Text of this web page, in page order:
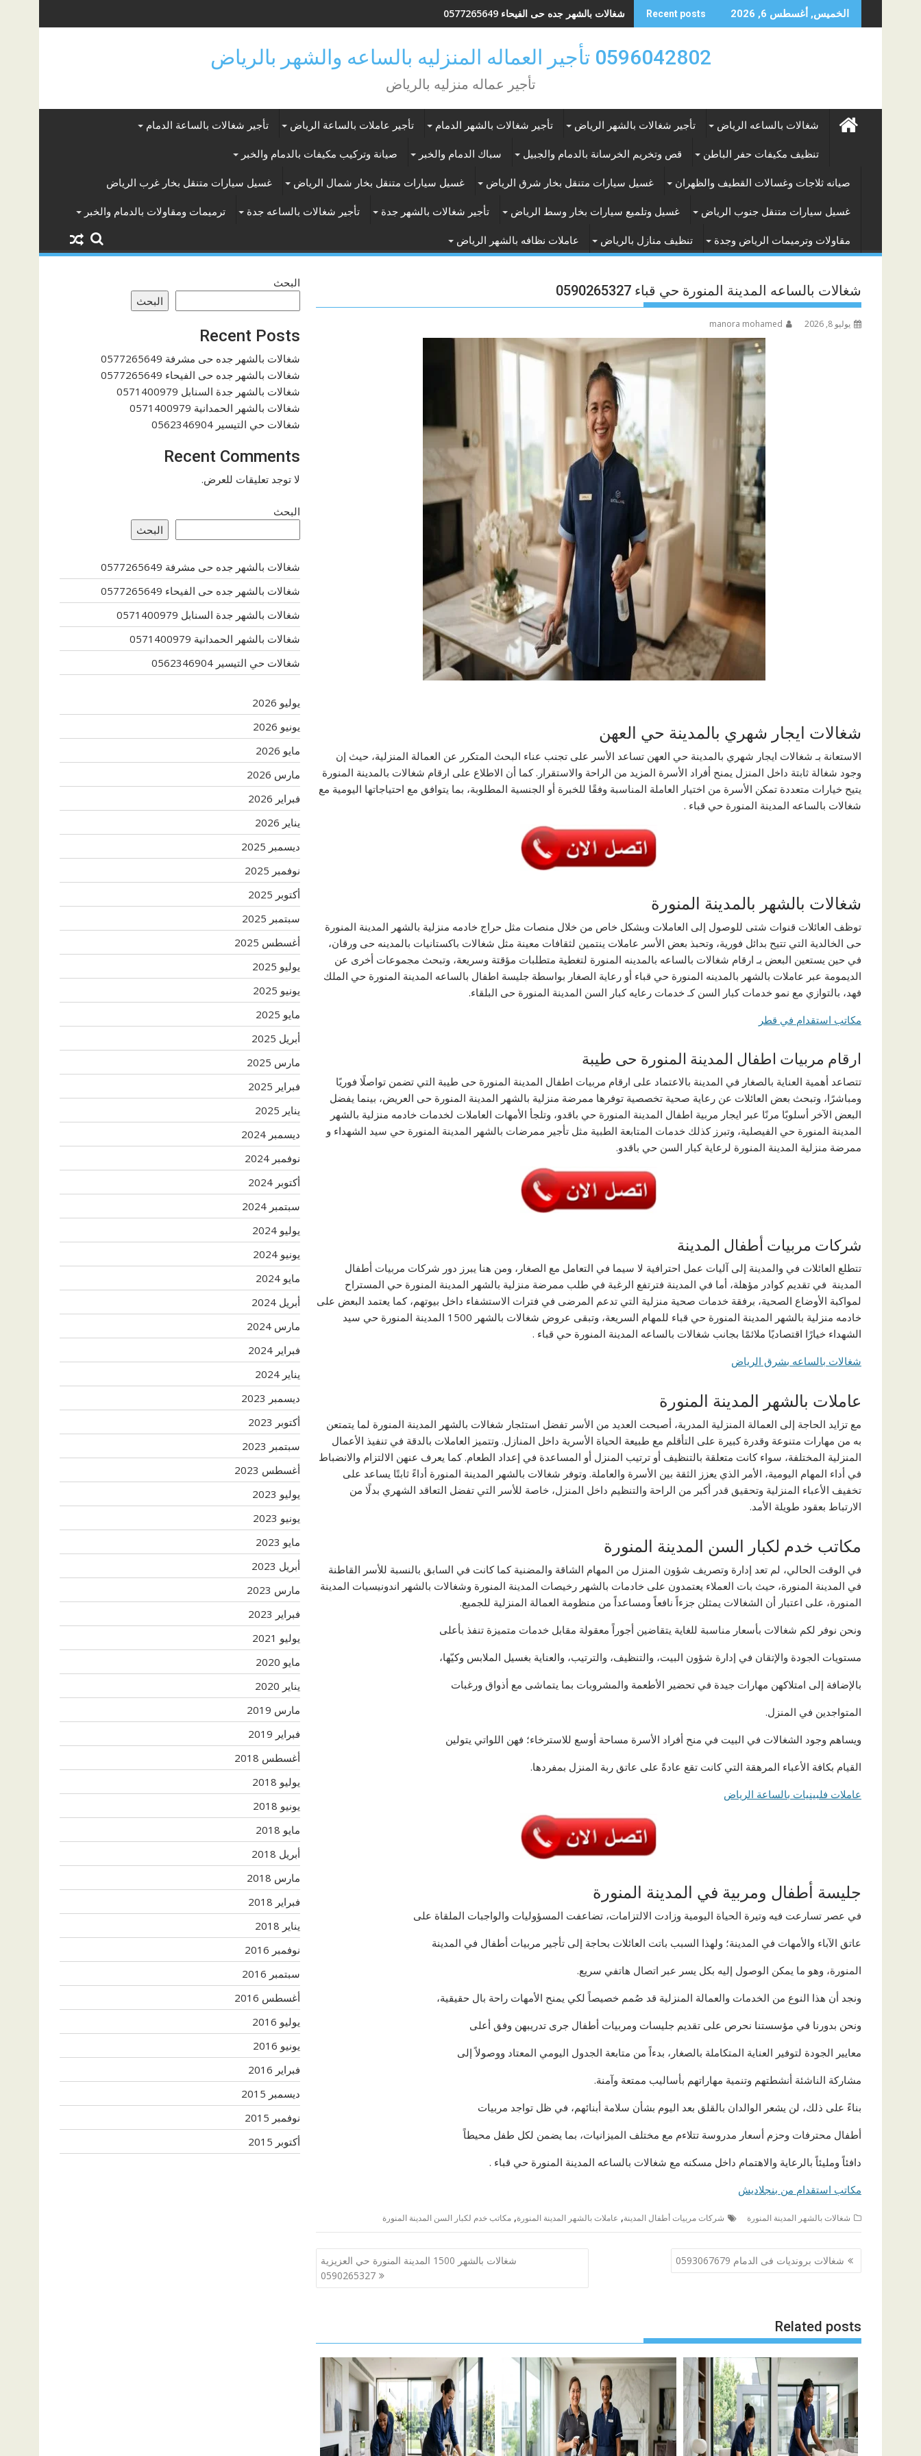
to
الخميس, أغسطس 6, 2026 Recent posts شغالات بالشهر جده حى الفيحاء 0577265649
0596042802 تأجير العماله المنزليه بالساعه والشهر بالرياض
تأجير عماله منزليه بالرياض
شغالات بالساعه الرياض تأجير شغالات بالشهر الرياض تأجير شغالات بالشهر الدمام تأجير عاملات بالساعة الرياض تأجير شغالات بالساعة الدمام
تنظيف مكيفات حفر الباطن قص وتخريم الخرسانة بالدمام والجبيل سباك الدمام والخبر صيانة وتركيب مكيفات بالدمام والخبر
صيانه ثلاجات وغسالات القطيف والظهران غسيل سيارات متنقل بخار شرق الرياض غسيل سيارات متنقل بخار شمال الرياض غسيل سيارات متنقل بخار غرب الرياض
غسيل سيارات متنقل جنوب الرياض غسيل وتلميع سيارات بخار وسط الرياض تأجير شغالات بالشهر جدة تأجير شغالات بالساعه جدة ترميمات ومقاولات بالدمام والخبر
مقاولات وترميمات الرياض وجدة تنظيف منازل بالرياض عاملات نظافه بالشهر الرياض
شغالات بالساعه المدينة المنورة حي قباء 0590265327
يوليو 8, 2026 manora mohamed
شغالات ايجار شهري بالمدينة حي العهن
الاستعانة بـ شغالات ايجار شهري بالمدينة حي العهن تساعد الأسر على تجنب عناء البحث المتكرر عن العمالة المنزلية، حيث إن
وجود شغالة ثابتة داخل المنزل يمنح أفراد الأسرة المزيد من الراحة والاستقرار. كما أن الاطلاع على ارقام شغالات بالمدينة المنورة
يتيح خيارات متعددة تمكن الأسرة من اختيار العاملة المناسبة وفقًا للخبرة أو الجنسية المطلوبة، بما يتوافق مع احتياجاتها اليومية مع
شغالات بالساعه المدينة المنورة حي قباء .
شغالات بالشهر بالمدينة المنورة
توظف العائلات قنوات شتى للوصول إلى العاملات وبشكل خاص من خلال منصات مثل حراج خادمه منزلية بالشهر المدينة المنورة
حى الخالدية التي تتيح بدائل فورية، وتحبذ بعض الأسر عاملات ينتمين لثقافات معينة مثل شغالات باكستانيات بالمدينه حى ورقان،
في حين يستعين البعض بـ ارقام شغالات بالساعه بالمدينه المنورة لتغطية متطلبات مؤقتة وسريعة، وتبحث مجموعات أخرى عن
الديمومة عبر عاملات بالشهر بالمدينه المنورة حي قباء أو رعاية الصغار بواسطة جليسة اطفال بالساعه المدينة المنورة حي الملك
فهد، بالتوازي مع نمو خدمات كبار السن كـ خدمات رعايه كبار السن المدينة المنورة حى البلقاء.
مكاتب استقدام في قطر
ارقام مربيات اطفال المدينة المنورة حى طيبة
تتصاعد أهمية العناية بالصغار في المدينة بالاعتماد على ارقام مربيات اطفال المدينة المنورة حى طيبة التي تضمن تواصلًا فوريًا
ومباشرًا، وتبحث بعض العائلات عن رعاية صحية تخصصية توفرها ممرضة منزلية بالشهر المدينة المنورة حى العريض، بينما يفضل
البعض الآخر أسلوبًا مرنًا عبر ايجار مربية اطفال المدينة المنورة حي باقدو، وتلجأ الأمهات العاملات لخدمات خادمه منزلية بالشهر
المدينة المنورة حي الفيصلية، وتبرز كذلك خدمات المتابعة الطبية مثل تأجير ممرضات بالشهر المدينة المنورة حي سيد الشهداء و
ممرضة منزلية المدينة المنورة لرعاية كبار السن حي باقدو.
شركات مربيات أطفال المدينة
تتطلع العائلات في والمدينة إلى آليات عمل احترافية لا سيما في التعامل مع الصغار، ومن هنا يبرز دور شركات مربيات أطفال
المدينة في تقديم كوادر مؤهلة، أما في المدينة فترتفع الرغبة في طلب ممرضة منزلية بالشهر المدينة المنورة حي المستراح
لمواكبة الأوضاع الصحية، برفقة خدمات صحية منزلية التي تدعم المرضى في فترات الاستشفاء داخل بيوتهم، كما يعتمد البعض على
خادمه منزلية بالشهر المدينة المنورة حي قباء للمهام السريعة، وتبقى عروض شغالات بالشهر 1500 المدينة المنورة حي سيد
الشهداء خيارًا اقتصاديًا ملائمًا بجانب شغالات بالساعه المدينة المنورة حي قباء .
شغالات بالساعه بشرق الرياض
عاملات بالشهر المدينة المنورة
مع تزايد الحاجة إلى العمالة المنزلية المدربة، أصبحت العديد من الأسر تفضل استئجار شغالات بالشهر المدينة المنورة لما يتمتعن
به من مهارات متنوعة وقدرة كبيرة على التأقلم مع طبيعة الحياة الأسرية داخل المنازل. وتتميز العاملات بالدقة في تنفيذ الأعمال
المنزلية المختلفة، سواء كانت متعلقة بالتنظيف أو ترتيب المنزل أو المساعدة في إعداد الطعام. كما يعرف عنهن الالتزام والانضباط
في أداء المهام اليومية، الأمر الذي يعزز الثقة بين الأسرة والعاملة. وتوفر شغالات بالشهر المدينة المنورة أداءً ثابتًا يساعد على
تخفيف الأعباء المنزلية وتحقيق قدر أكبر من الراحة والتنظيم داخل المنزل، خاصة للأسر التي تفضل التعاقد الشهري بدلًا من
الارتباط بعقود طويلة الأمد.
مكاتب خدم لكبار السن المدينة المنورة
في الوقت الحالي، لم تعد إدارة وتصريف شؤون المنزل من المهام الشاقة والمضنية كما كانت في السابق بالنسبة للأسر القاطنة
في المدينة المنورة، حيث بات العملاء يعتمدون على خادمات بالشهر رخيصات المدينة المنورة وشغالات بالشهر اندونيسيات المدينة
المنورة، على اعتبار أن الشغالات يمثلن جزءاً نافعاً ومساعداً من منظومة العمالة المنزلية للجميع.
ونحن نوفر لكم شغالات بأسعار مناسبة للغاية يتقاضين أجوراً معقولة مقابل خدمات متميزة تنفذ بأعلى
مستويات الجودة والإتقان في إدارة شؤون البيت، والتنظيف، والترتيب، والعناية بغسيل الملابس وكيّها،
بالإضافة إلى امتلاكهن مهارات جيدة في تحضير الأطعمة والمشروبات بما يتماشى مع أذواق ورغبات
المتواجدين في المنزل.
ويساهم وجود الشغالات في البيت في منح أفراد الأسرة مساحة أوسع للاسترخاء؛ فهن اللواتي يتولين
القيام بكافة الأعباء المرهقة التي كانت تقع عادةً على عاتق ربة المنزل بمفردها.
عاملات فلبينيات بالساعة الرياض
جليسة أطفال ومربية في المدينة المنورة
في عصر تسارعت فيه وتيرة الحياة اليومية وزادت الالتزامات، تضاعفت المسؤوليات والواجبات الملقاة على
عاتق الآباء والأمهات في المدينة؛ ولهذا السبب باتت العائلات بحاجة إلى تأجير مربيات أطفال في المدينة
المنورة، وهو ما يمكن الوصول إليه بكل يسر عبر اتصال هاتفي سريع.
ونجد أن هذا النوع من الخدمات والعمالة المنزلية قد صُمم خصيصاً لكي يمنح الأمهات راحة بال حقيقية،
ونحن بدورنا في مؤسستنا نحرص على تقديم جليسات ومربيات أطفال جرى تدريبهن وفق أعلى
معايير الجودة لتوفير العناية المتكاملة بالصغار، بدءاً من متابعة الجدول اليومي المعتاد ووصولاً إلى
مشاركة الناشئة أنشطتهم وتنمية مهاراتهم بأساليب ممتعة وآمنة.
بناءً على ذلك، لن يشعر الوالدان بالقلق بعد اليوم بشأن سلامة أبنائهم، في ظل تواجد مربيات
أطفال محترفات وحزم أسعار مدروسة تتلاءم مع مختلف الميزانيات، بما يضمن لكل طفل محيطاً
دافئاً ومليئاً بالرعاية والاهتمام داخل مسكنه مع شغالات بالساعه المدينة المنورة حي قباء .
مكاتب استقدام من بنجلاديش
شغالات بالشهر المدينة المنورة شركات مربيات أطفال المدينة, عاملات بالشهر المدينة المنورة, مكاتب خدم لكبار السن المدينة المنورة
تصفّح
المقالات
شغالات برونديات فى الدمام 0593067679
شغالات بالشهر 1500 المدينة المنورة حي العزيزية
0590265327
Related posts
البحث
البحث
Recent Posts
شغالات بالشهر جده حى مشرفة 0577265649
شغالات بالشهر جده حى الفيحاء 0577265649
شغالات بالشهر جدة السنابل 0571400979
شغالات بالشهر الحمدانية 0571400979
شغالات حي التيسير 0562346904
Recent Comments
لا توجد تعليقات للعرض.
البحث
البحث
شغالات بالشهر جده حى مشرفة 0577265649
شغالات بالشهر جده حى الفيحاء 0577265649
شغالات بالشهر جدة السنابل 0571400979
شغالات بالشهر الحمدانية 0571400979
شغالات حي التيسير 0562346904
يوليو 2026
يونيو 2026
مايو 2026
مارس 2026
فبراير 2026
يناير 2026
ديسمبر 2025
نوفمبر 2025
أكتوبر 2025
سبتمبر 2025
أغسطس 2025
يوليو 2025
يونيو 2025
مايو 2025
أبريل 2025
مارس 2025
فبراير 2025
يناير 2025
ديسمبر 2024
نوفمبر 2024
أكتوبر 2024
سبتمبر 2024
يوليو 2024
يونيو 2024
مايو 2024
أبريل 2024
مارس 2024
فبراير 2024
يناير 2024
ديسمبر 2023
أكتوبر 2023
سبتمبر 2023
أغسطس 2023
يوليو 2023
يونيو 2023
مايو 2023
أبريل 2023
مارس 2023
فبراير 2023
يوليو 2021
مايو 2020
يناير 2020
مارس 2019
فبراير 2019
أغسطس 2018
يوليو 2018
يونيو 2018
مايو 2018
أبريل 2018
مارس 2018
فبراير 2018
يناير 2018
نوفمبر 2016
سبتمبر 2016
أغسطس 2016
يوليو 2016
يونيو 2016
فبراير 2016
ديسمبر 2015
نوفمبر 2015
أكتوبر 2015